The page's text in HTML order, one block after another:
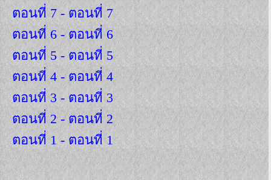
ตอนที่ 7 - ตอนที่ 7
ตอนที่ 6 - ตอนที่ 6
ตอนที่ 5 - ตอนที่ 5
ตอนที่ 4 - ตอนที่ 4
ตอนที่ 3 - ตอนที่ 3
ตอนที่ 2 - ตอนที่ 2
ตอนที่ 1 - ตอนที่ 1